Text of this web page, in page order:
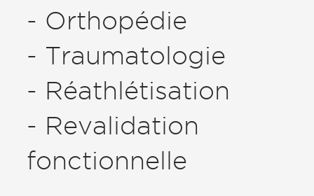
- Orthopédie
- Traumatologie
- Réathlétisation
- Revalidation
fonctionnelle